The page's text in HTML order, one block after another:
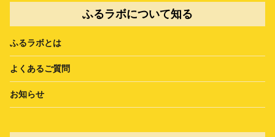
ふるラボについて知る
ふるラボとは
よくあるご質問
お知らせ